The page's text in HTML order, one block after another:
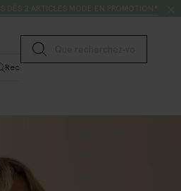
Lancer la recherche
Rechercher